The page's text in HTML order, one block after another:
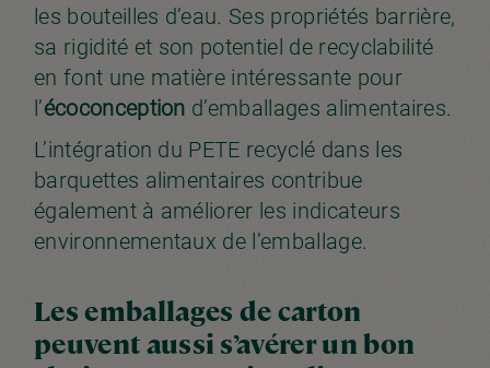
les bouteilles d’eau. Ses propriétés barrière,
sa rigidité et son potentiel de recyclabilité
en font une matière intéressante pour
l’écoconception d’emballages alimentaires.
L’intégration du PETE recyclé dans les
barquettes alimentaires contribue
également à améliorer les indicateurs
environnementaux de l’emballage.
Les emballages de carton
peuvent aussi s’avérer un bon